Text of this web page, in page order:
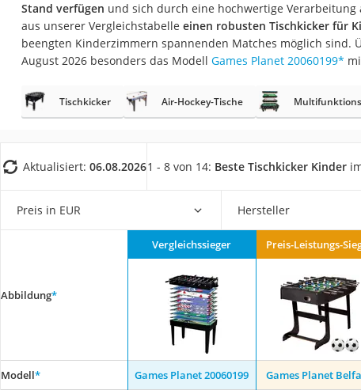
Trekkingschuhe
Reisetasche mit
Klimmzugstation
Koffer
Nachtsichtgerät
Handgepäck-Koffer
Wanderschuhe
Sicherheitsweste
Stand verfügen und sich durch eine hochwertige Verarbeitung
aus unserer Vergleichstabelle einen robusten Tischkicker für
beengten Kinderzimmern spannenden Matches möglich sind.
August 2026 besonders das Modell Games Planet 20060199*
Tischkicker Air-Hockey-Tische
Aktualisiert: 06.08.20261 - 8 von 14: Beste Tischkicker Kinder
Preis in EUR Hersteller
Abbildung*
Vergleichssieger Preis-Leistungs-
Modell* Games Planet 20060199 Games Planet